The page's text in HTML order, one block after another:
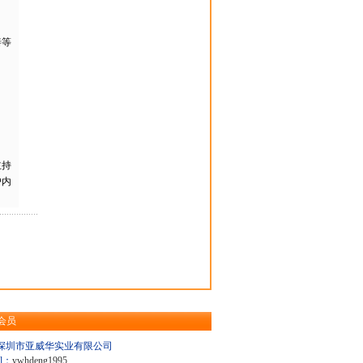
员
圳市亚威华实业有限公司
ywhdeng1995